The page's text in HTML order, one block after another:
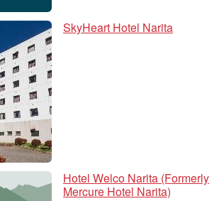
SkyHeart Hotel Narita
Hotel Welco Narita (Formerly
Mercure Hotel Narita)